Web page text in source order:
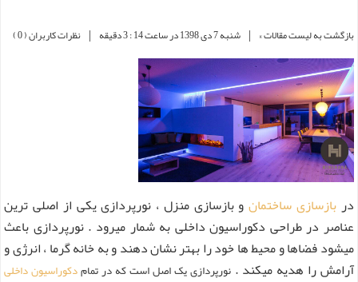
بازگشت به لیست مقالات » | شنبه 7 دی 1398 در ساعت 14 : 3 دقیقه | نظرات کاربران ( 0 )
دربازسازی ساختمانو بازسازی منزل ، نورپردازی یکی از اصلی ترین
عناصر در طراحی دکوراسیون داخلی به شمار میرود . نورپردازی باعث
میشود فضاها و محیط ها خود را بهتر نشان دهند و به خانه گرما ، انرژی و
آرامش را هدیه میکند .نورپردازی یک اصل است که در تمامدکوراسیون داخلی